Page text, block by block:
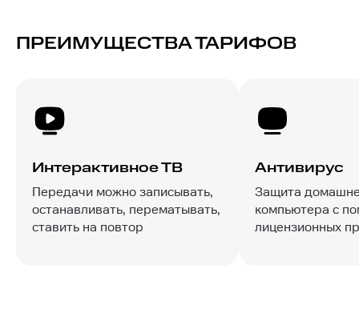
ПРЕИМУЩЕСТВА ТАРИФОВ
Интерактивное ТВ
Передачи можно записывать,
останавливать, перематывать,
ставить на повтор
Антивирус
Защита
компьютера с
лицензионных